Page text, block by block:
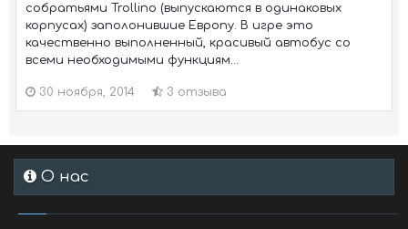
собратьями Trollino (выпускаются в одинаковых
корпусах) заполонившие Европу. В игре это
качественно выполненный, красивый автобус со
всеми необходимыми функциям...
30 ноября, 2014 3 отзыва
О нас